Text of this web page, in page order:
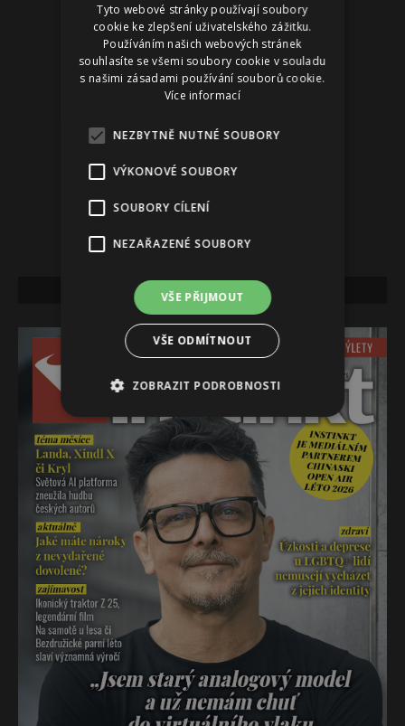
NEJNOVĚJŠÍ VYDÁNÍ
Tyto webové stránky používají soubory
cookie ke zlepšení uživatelského zážitku.
Používáním našich webových stránek
souhlasíte se všemi soubory cookie v souladu
s našimi zásadami používání souborů cookie.
Více informací
NEZBYTNĚ NUTNÉ SOUBORY
VÝKONOVÉ SOUBORY
SOUBORY CÍLENÍ
NEZAŘAZENÉ SOUBORY
VŠE PŘIJMOUT
VŠE ODMÍTNOUT
ZOBRAZIT PODROBNOSTI